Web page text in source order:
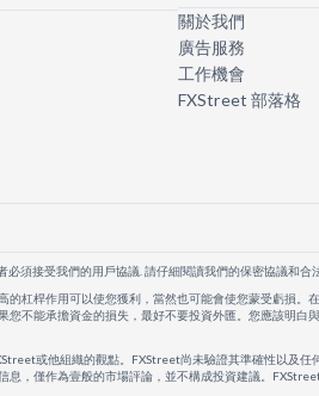
關於我們
廣告服務
工作機會
FXStreet 部落格
須接受我們的用戶協議. 請仔細閱讀我們的保密協議和合
杠桿作用可以使您獲利，當然也可能會使您蒙受虧損
不能承擔資金的損失，最好不要投資外匯。您應該明
或他組織的觀點。FXStreet尚未驗證其準確性以及
息，僅作為壹般的市場評論，並不構成投資建議。